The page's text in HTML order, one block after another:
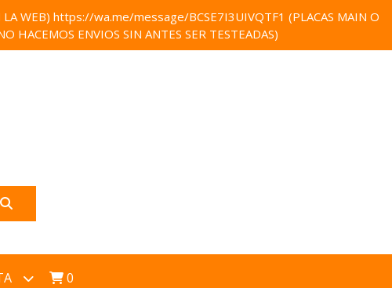
LA WEB) https://wa.me/message/BCSE7I3UIVQTF1 (PLACAS MAIN O
HACEMOS ENVIOS SIN ANTES SER TESTEADAS)
0